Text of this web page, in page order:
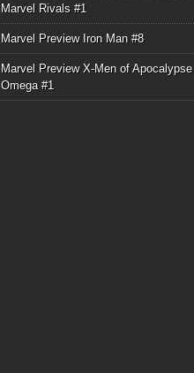
Marvel Rivals #1
Marvel Preview Iron Man #8
Marvel Preview X-Men of Apocalypse
Omega #1